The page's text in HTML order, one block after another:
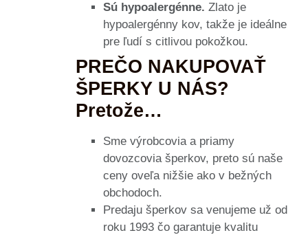
Sú hypoalergénne. Zlato je
hypoalergénny kov, takže je ideálne
pre ľudí s citlivou pokožkou.
PREČO NAKUPOVAŤ
ŠPERKY U NÁS?
Pretože…
Sme výrobcovia a priamy
dovozcovia šperkov, preto sú naše
ceny oveľa nižšie ako v bežných
obchodoch.
Predaju šperkov sa venujeme už od
roku 1993 čo garantuje kvalitu